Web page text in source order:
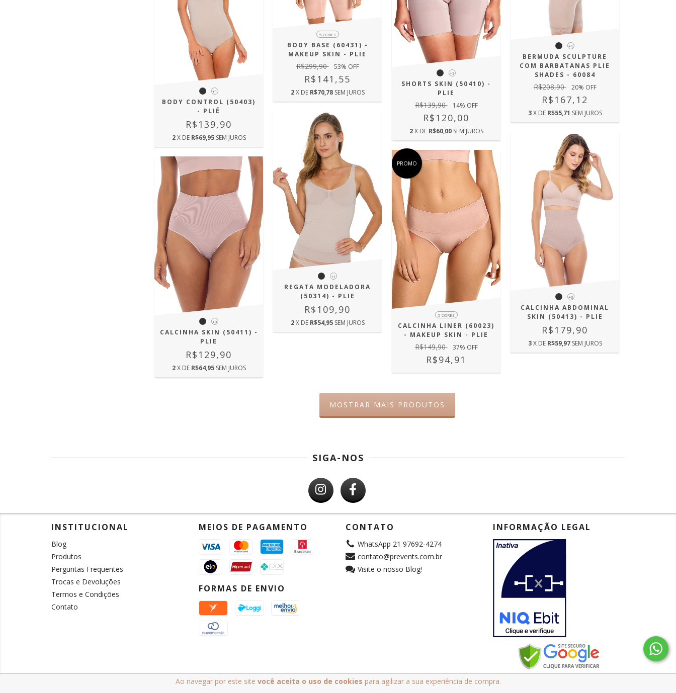
Ao navegar por este site você aceita o uso de cookies para agilizar a sua experiência de compra.
+1
BODY CONTROL (50403)
- PLIÉ
R$139,90
2X DE R$69,95 SEM JUROS
5 CORES
BODY BASE (60431) -
MAKEUP SKIN - PLIE
R$299,90 53% OFF
R$141,55
2X DE R$70,78 SEM JUROS
+3
SHORTS SKIN (50410) -
PLIE
R$139,90 14% OFF
R$120,00
2X DE R$60,00 SEM JUROS
+1
BERMUDA SCULPTURE
COM BARBATANAS PLIE
SHADES - 60084
R$208,90 20% OFF
R$167,12
3X DE R$55,71 SEM JUROS
+3
CALCINHA SKIN (50411) -
PLIE
R$129,90
2X DE R$64,95 SEM JUROS
+1
REGATA MODELADORA
(50314) - PLIE
R$109,90
2X DE R$54,95 SEM JUROS
PROMO
5 CORES
CALCINHA LINER (60023)
- MAKEUP SKIN - PLIE
R$149,90 37% OFF
R$94,91
+3
CALCINHA ABDOMINAL
SKIN (50413) - PLIE
R$179,90
3X DE R$59,97 SEM JUROS
MOSTRAR MAIS PRODUTOS
SIGA-NOS
INSTITUCIONAL
Blog
Produtos
Perguntas Frequentes
Trocas e Devoluções
Termos e Condições
Contato
MEIOS DE PAGAMENTO
FORMAS DE ENVIO
CONTATO
WhatsApp 21 97692-4274
contato@prevents.com.br
Visite o nosso Blog!
INFORMAÇÃO LEGAL
Copyright Prevent Comercial - 19209769000142 - 2026. Todos os direitos reservados.